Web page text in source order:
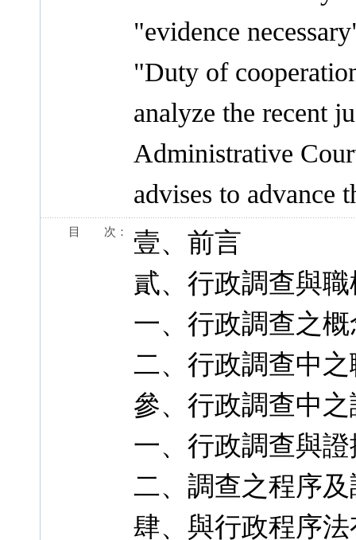
"evidence
"Duty of
analyze the recent
Administrative
advises to advance
目 次：
壹、前言
貳、行政調查與
一、行政調查之概
二、行政調查中
參、行政調查中
一、行政調查與
二、調查之程序
肆、與行政程序